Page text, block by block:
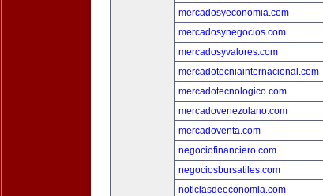
mercadosyeconomia.com
mercadosynegocios.com
mercadosyvalores.com
mercadotecniainternacional.com
mercadotecnologico.com
mercadovenezolano.com
mercadoventa.com
negociofinanciero.com
negociosbursatiles.com
noticiasdeeconomia.com